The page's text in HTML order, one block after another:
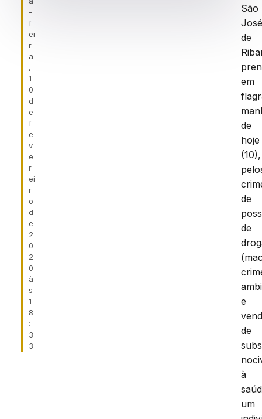
-
f
ei
r
a
,
1
0
d
e
f
e
v
e
r
ei
r
o
d
e
2
0
2
0
à
s
1
8
:
3
3
São
de
em
de
hoje
(10),
de
de
e
de
à
um